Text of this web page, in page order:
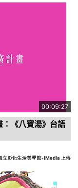
00:09:27
《八寶湯》台語
立彰化生活美學館-iMedia 上傳